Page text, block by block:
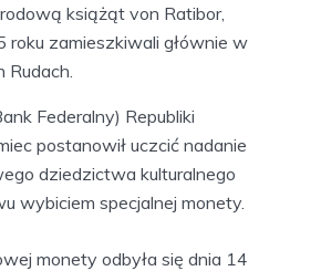
książąt von Ratibor,
roku zamieszkiwali głównie w
Rudach.
Federalny) Republiki
postanowił uczcić nadanie
dziedzictwa kulturalnego
wybiciem specjalnej monety.
monety odbyła się dnia 14